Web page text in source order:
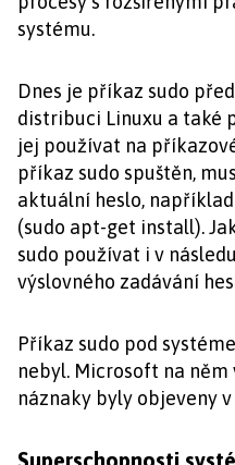
systému.
Dnes je příkaz sudo
distribuci Linuxu a také
jej používat na
příkaz sudo spuštěn,
aktuální heslo,
(sudo apt-get install).
sudo používat i v
výslovného zadávání
Příkaz sudo pod
nebyl. Microsoft na
náznaky byly objeveny